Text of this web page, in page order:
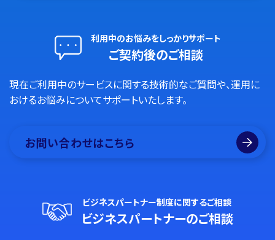
利用中のお悩みをしっかりサポート
ご契約後のご相談
現在ご利用中のサービスに関する技術的なご質問や、運用に
おけるお悩みについてサポートいたします。
お問い合わせはこちら
ビジネスパートナー制度に関するご相談
ビジネスパートナーのご相談